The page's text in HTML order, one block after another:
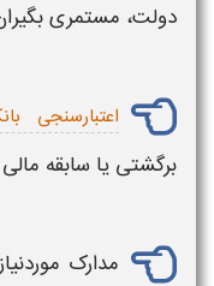
دولت، مستمری‌
اعتبارسنجی
برگشتی یا سابقه
مدارک